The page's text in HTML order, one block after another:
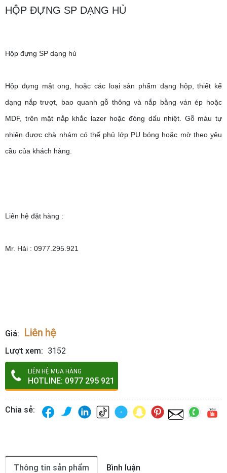
HỘP ĐỰNG SP DẠNG HỦ
Hộp đựng SP dạng hủ
Hộp đựng mật ong, hoặc các loại sản phẩm dạng hộp, thiết kế
dạng nắp trượt, bao quanh gỗ thông và nắp bằng ván ép hoặc
MDF, trên mặt nắp khắc lazer hoặc đóng dấu nhiệt. Gỗ màu tự
nhiên được chà nhám có thể phủ lớp PU bóng hoặc mờ theo yêu
cầu của khách hàng.
Liên hệ đặt hàng :
Mr. Hải : 0977.295.921
Giá: Liên hệ
Lượt xem: 3152
LIÊN HỆ MUA HÀNG
HOTLINE: 0977 295 921
Chia sẻ:
Thông tin sản phẩm Bình luận